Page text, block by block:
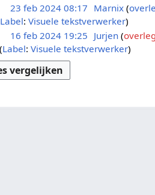
23 feb 2024 08:17 Marnix
Label: Visuele tekstverwerker
16 feb 2024 19:25 Jurjen overleg
Label: Visuele tekstverwerker